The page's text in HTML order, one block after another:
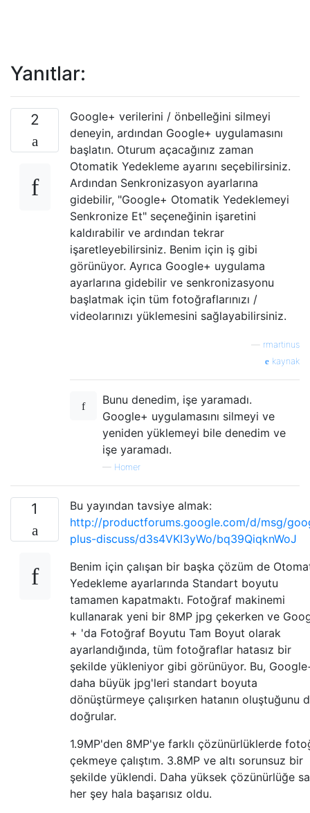
Yanıtlar:
2
Google+ verilerini / önbelleğini silmeyi
deneyin, ardından Google+ uygulamasını
başlatın. Oturum açacağınız zaman
Otomatik Yedekleme ayarını seçebilirsiniz.
Ardından Senkronizasyon ayarlarına
gidebilir, "Google+ Otomatik Yedeklemeyi
Senkronize Et" seçeneğinin işaretini
kaldırabilir ve ardından tekrar
işaretleyebilirsiniz. Benim için iş gibi
görünüyor. Ayrıca Google+ uygulama
ayarlarına gidebilir ve senkronizasyonu
başlatmak için tüm fotoğraflarınızı /
videolarınızı yüklemesini sağlayabilirsiniz.
rmartinus
kaynak
Bunu denedim, işe yaramadı.
Google+ uygulamasını silmeyi ve
yeniden yüklemeyi bile denedim ve
işe yaramadı.
— Homer
1
Bu yayından tavsiye almak:
http://productforums.google.com/d/msg/
plus-discuss/d3s4VKI3yWo/bq39QiqknWoJ
Benim için çalışan bir başka çözüm de
Yedekleme ayarlarında Standart boyutu
tamamen kapatmaktı. Fotoğraf makinemi
kullanarak yeni bir 8MP jpg çekerken ve
+ 'da Fotoğraf Boyutu Tam Boyut olarak
ayarlandığında, tüm fotoğraflar hatasız bir
şekilde yükleniyor gibi görünüyor. Bu,
daha büyük jpg'leri standart boyuta
dönüştürmeye çalışırken hatanın oluştuğunu
doğrular.
1.9MP'den 8MP'ye farklı çözünürlüklerde
çekmeye çalıştım. 3.8MP ve altı sorunsuz bir
şekilde yüklendi. Daha yüksek çözünürlüğe
her şey hala başarısız oldu.